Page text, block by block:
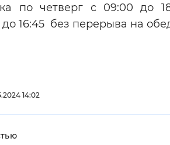
по четверг с 09:00 до
16:45 без перерыва на
14:02